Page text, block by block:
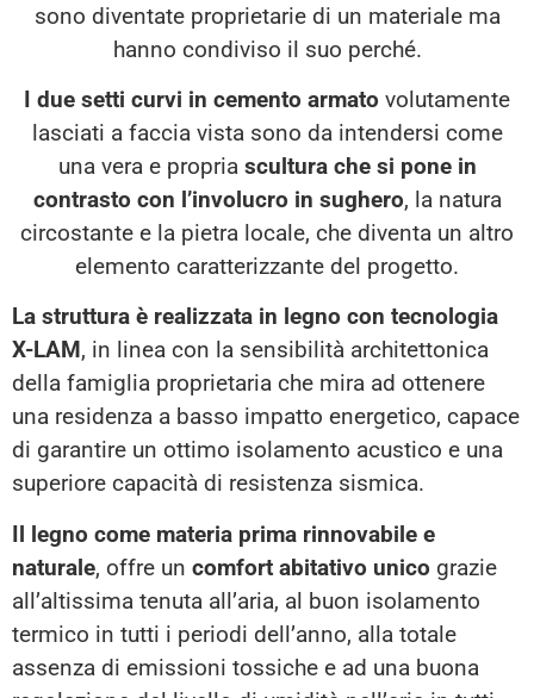
sono diventate proprietarie di un materiale ma
hanno condiviso il suo perché.
I due setti curvi in cemento armato volutamente
lasciati a faccia vista sono da intendersi come
una vera e propriascultura che si pone in
contrasto con l’involucro in sughero, la natura
circostante e la pietra locale, che diventa un altro
elemento caratterizzante del progetto.
La struttura è realizzata in legno con tecnologia
X-LAM, in linea con la sensibilità architettonica
della famiglia proprietaria che mira ad ottenere
una residenza a basso impatto energetico, capace
di garantire un ottimo isolamento acustico e una
superiore capacità di resistenza sismica.
Il legno come materia prima rinnovabile e
naturale, offre un comfort abitativo unico grazie
all’altissima tenuta all’aria, al buon isolamento
termico in tutti i periodi dell’anno, alla totale
assenza di emissioni tossiche e ad una buona